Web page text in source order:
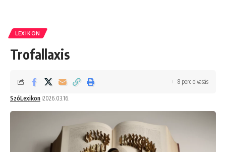
LEXIKON
Trofallaxis
SzóLexikon 2026.03.16.
8 perc olvasás